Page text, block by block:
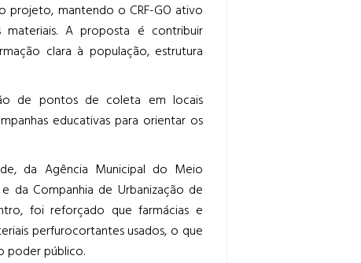
projeto, mantendo o CRF-GO ativo
A proposta é contribuir
clara à população, estrutura
de pontos de coleta em locais
educativas para orientar os
da Agência Municipal do Meio
da Companhia de Urbanização de
foi reforçado que farmácias e
perfurocortantes usados, o que
poder público.